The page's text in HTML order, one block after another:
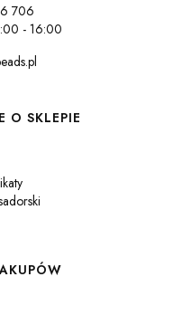
706
- 16:00
O SKLEPIE